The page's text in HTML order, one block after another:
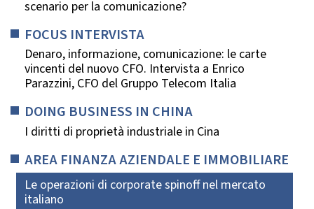
scenario per la comunicazione?
FOCUS INTERVISTA
Denaro, informazione, comunicazione: le carte
vincenti del nuovo CFO. Intervista a Enrico
Parazzini, CFO del Gruppo Telecom Italia
DOING BUSINESS IN CHINA
I diritti di proprietà industriale in Cina
AREA FINANZA AZIENDALE E IMMOBILIARE
Le operazioni di corporate spinoff nel mercato
italiano